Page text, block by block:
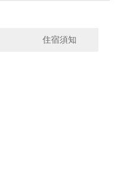
住宿須知